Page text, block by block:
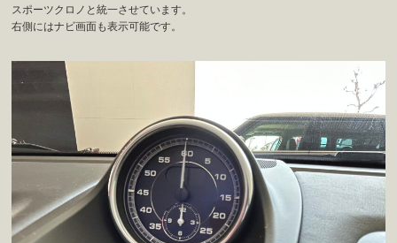
スポーツクロノと統一させています。
右側にはナビ画面も表示可能です。